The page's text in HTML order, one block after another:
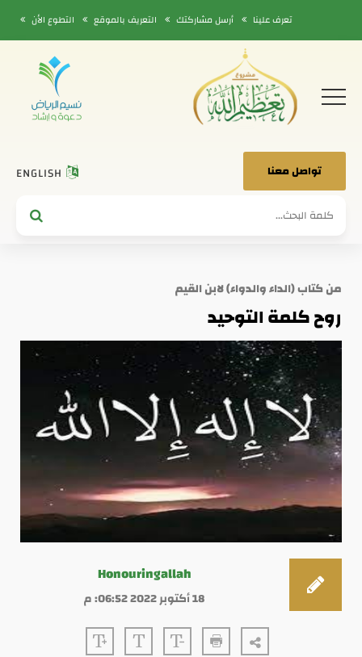
تعرف علينا أرسل مشاركتك التعريف بالموقع التطوع الأن
ENGLISH تواصل معنا
من كتاب (الداء والدواء) لابن القيم
روح كلمة التوحيد
Honouringallah
18 أكتوبر 2022 06:52: م